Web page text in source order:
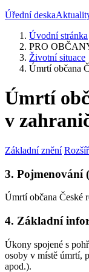
Úřední deska
Úvodní stránka
PRO
Životní situace
Úmrtí občana
Úmrtí
v
Základní znění
3. Pojmenování
Úmrtí občana České
4. Základní
Úkony spojené s
osoby v místě úmrtí,
apod.).